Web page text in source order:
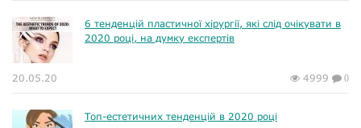
6 тенденцій пластичної хірургії, які слід очікувати в
2020 році, на думку експертів
20.05.20 4999 0
Топ-естетичних тенденцій в 2020 році